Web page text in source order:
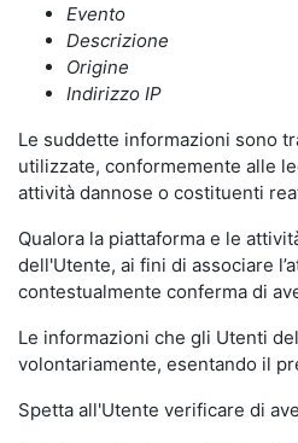
Evento
Descrizione
Origine
Indirizzo IP
Le suddette informazioni sono
utilizzate, conformemente alle
attività dannose o costituenti
Qualora la piattaforma e le
dell'Utente, ai fini di associare
contestualmente conferma di
Le informazioni che gli Utenti
volontariamente, esentando il
Spetta all'Utente verificare di